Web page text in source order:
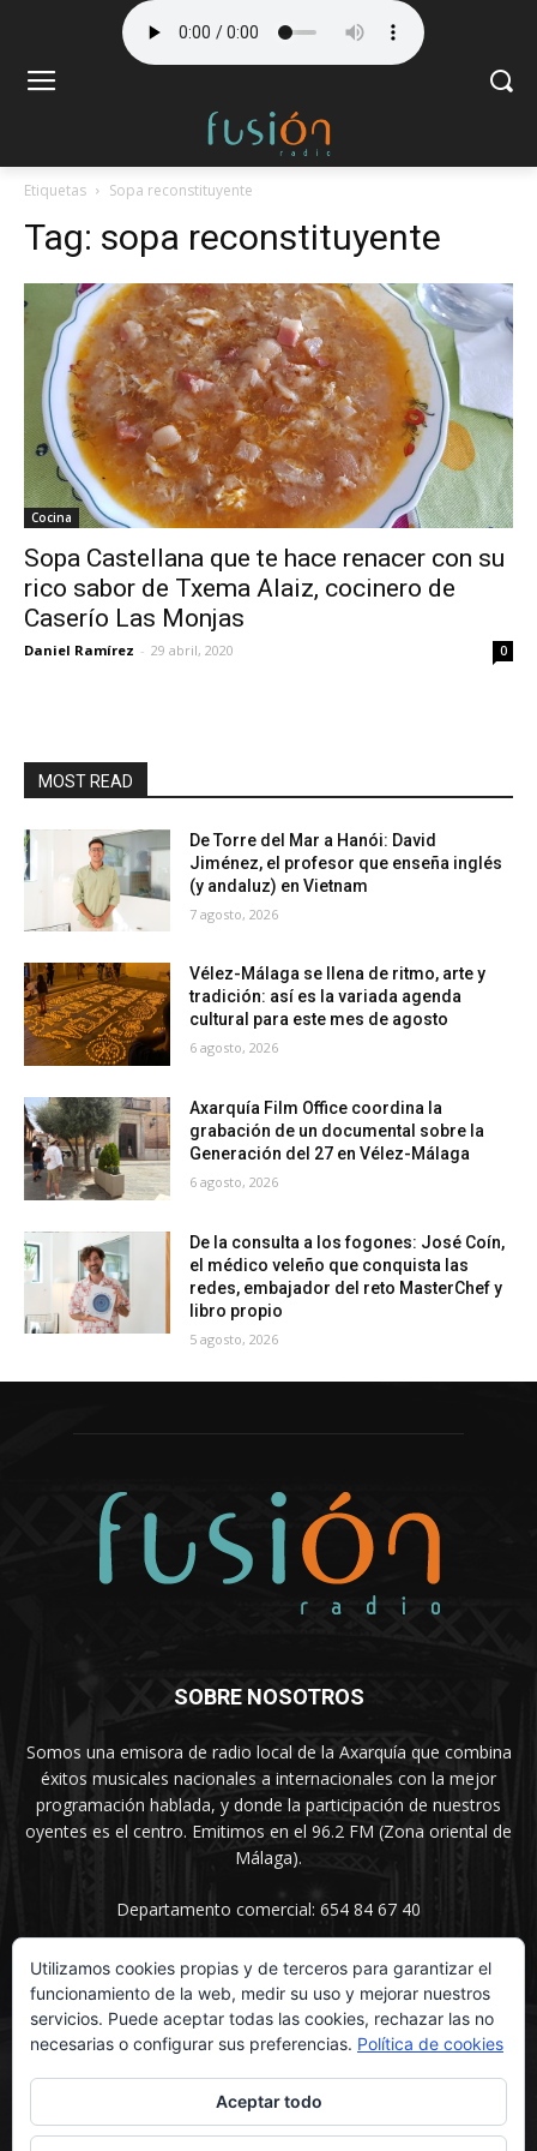
Etiquetas Sopa reconstituyente
Tag: sopa reconstituyente
Cocina
Sopa Castellana que te hace renacer con su
rico sabor de Txema Alaiz, cocinero de
Caserío Las Monjas
Daniel Ramírez - 29 abril, 2020 0
MOST READ
De Torre del Mar a Hanói: David
Jiménez, el profesor que enseña inglés
(y andaluz) en Vietnam
7 agosto, 2026
Vélez-Málaga se llena de ritmo, arte y
tradición: así es la variada agenda
cultural para este mes de agosto
6 agosto, 2026
Axarquía Film Office coordina la
grabación de un documental sobre la
Generación del 27 en Vélez-Málaga
6 agosto, 2026
De la consulta a los fogones: José Coín,
el médico veleño que conquista las
redes, embajador del reto MasterChef y
libro propio
5 agosto, 2026
SOBRE NOSOTROS
Somos una emisora de radio local de la Axarquía que combina
éxitos musicales nacionales a internacionales con la mejor
programación hablada, y donde la participación de nuestros
oyentes es el centro. Emitimos en el 96.2 FM (Zona oriental de
Málaga).
Departamento comercial: 654 84 67 40
SÍGUENOS
Utilizamos cookies propias y de terceros para garantizar el
funcionamiento de la web, medir su uso y mejorar nuestros
servicios. Puede aceptar todas las cookies, rechazar las no
necesarias o configurar sus preferencias. Política de cookies
Aceptar todo